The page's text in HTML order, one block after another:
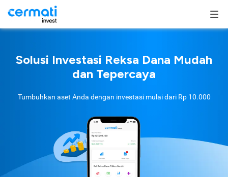
Solusi Investasi Reksa Dana Mudah
dan Tepercaya
Tumbuhkan aset Anda dengan investasi mulai dari Rp 10.000